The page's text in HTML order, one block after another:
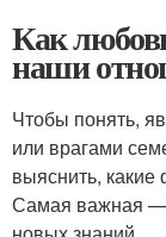
Как
наши
Чтобы понять,
или врагами
выяснить,
Самая важная —